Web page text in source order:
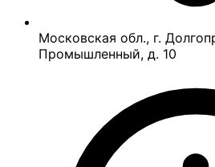
Московская обл., г.
Промышленный, д. 10